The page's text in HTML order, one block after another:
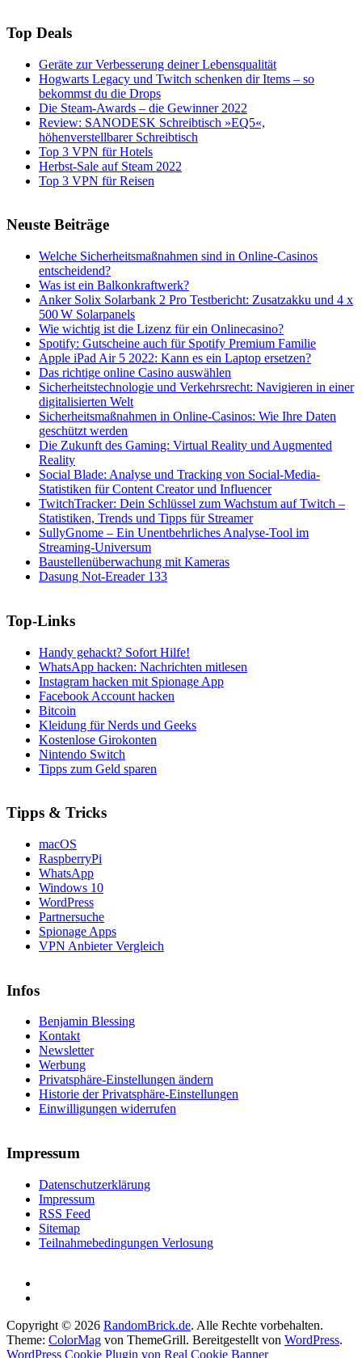
Top Deals
Geräte zur Verbesserung deiner Lebensqualität
Hogwarts Legacy und Twitch schenken dir Items – so
bekommst du die Drops
Die Steam-Awards – die Gewinner 2022
Review: SANODESK Schreibtisch »EQ5«,
höhenverstellbarer Schreibtisch
Top 3 VPN für Hotels
Herbst-Sale auf Steam 2022
Top 3 VPN für Reisen
Neuste Beiträge
Welche Sicherheitsmaßnahmen sind in Online-Casinos
entscheidend?
Was ist ein Balkonkraftwerk?
Anker Solix Solarbank 2 Pro Testbericht: Zusatzakku und 4 x
500 W Solarpanels
Wie wichtig ist die Lizenz für ein Onlinecasino?
Spotify: Gutscheine auch für Spotify Premium Familie
Apple iPad Air 5 2022: Kann es ein Laptop ersetzen?
Das richtige online Casino auswählen
Sicherheitstechnologie und Verkehrsrecht: Navigieren in einer
digitalisierten Welt
Sicherheitsmaßnahmen in Online-Casinos: Wie Ihre Daten
geschützt werden
Die Zukunft des Gaming: Virtual Reality und Augmented
Reality
Social Blade: Analyse und Tracking von Social-Media-
Statistiken für Content Creator und Influencer
TwitchTracker: Dein Schlüssel zum Wachstum auf Twitch –
Statistiken, Trends und Tipps für Streamer
SullyGnome – Ein Unentbehrliches Analyse-Tool im
Streaming-Universum
Baustellenüberwachung mit Kameras
Dasung Not-Ereader 133
Top-Links
Handy gehackt? Sofort Hilfe!
WhatsApp hacken: Nachrichten mitlesen
Instagram hacken mit Spionage App
Facebook Account hacken
Bitcoin
Kleidung für Nerds und Geeks
Kostenlose Girokonten
Nintendo Switch
Tipps zum Geld sparen
Tipps & Tricks
macOS
RaspberryPi
WhatsApp
Windows 10
WordPress
Partnersuche
Spionage Apps
VPN Anbieter Vergleich
Infos
Benjamin Blessing
Kontakt
Newsletter
Werbung
Privatsphäre-Einstellungen ändern
Historie der Privatsphäre-Einstellungen
Einwilligungen widerrufen
Impressum
Datenschutzerklärung
Impressum
RSS Feed
Sitemap
Teilnahmebedingungen Verlosung
Copyright © 2026 RandomBrick.de. Alle Rechte vorbehalten.
Theme: ColorMag von ThemeGrill. Bereitgestellt von WordPress.
WordPress Cookie Plugin von Real Cookie Banner